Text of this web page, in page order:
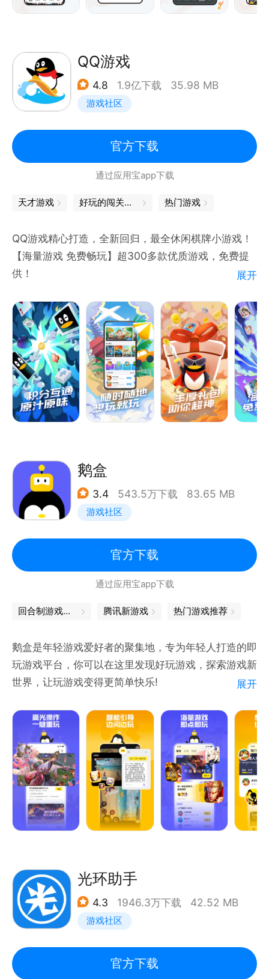
QQ游戏
4.8 1.9亿下载 35.98 MB
游戏社区
官方下载
通过应用宝app下载
天才游戏 好玩的闯关游戏 热门游戏
QQ游戏精心打造，全新回归，最全休闲棋牌小游戏！
【海量游戏 免费畅玩】超300多款优质游戏，免费提
供！
戏，原汁原味好玩的停不下来！
【无需下载 即点即玩】无需等待下载，不占内存，随
时随地想玩就玩！
【休闲游戏 轻快体验】轻休闲游戏，让玩家轻松畅玩
其中，百玩不厌！
【丰厚礼包 助你超神】Q币/蓝钻/视频会员/多种游戏
礼包，周周免费领！
展开
鹅盒
3.4 543.5万下载 83.65 MB
游戏社区
官方下载
通过应用宝app下载
回合制游戏端游 腾讯新游戏 热门游戏推荐
鹅盒是年轻游戏爱好者的聚集地，专为年轻人打造的即
玩游戏平台，你可以在这里发现好玩游戏，探索游戏新
世界，让玩游戏变得更简单快乐!
- 高光时刻，精彩瞬间，全国排名一键挑战！
- 限时玩法，炫酷皮肤，不限次数免费体验！
- 专题合辑，经典系列，热门游戏优选推荐！
- 边玩游戏，边赚积分，视频会员超值兑换！
- 王者荣耀，和平精英，火影忍者
- 使命召唤，暗区突围，热门游戏即点即玩！
- 跳一跳，贪吃蛇，汤姆猫，山海经，纸嫁衣
- 模拟经营，双人对战，放置挂机，休闲益智
展开
光环助手
4.3 1946.3万下载 42.52 MB
游戏社区
官方下载